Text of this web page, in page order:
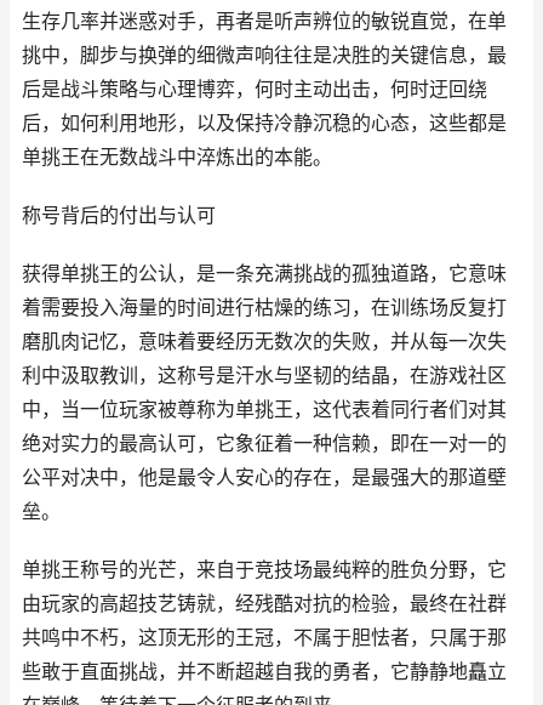
生存几率并迷惑对手，再者是听声辨位的敏锐直觉，在单
挑中，脚步与换弹的细微声响往往是决胜的关键信息，最
后是战斗策略与心理博弈，何时主动出击，何时迂回绕
后，如何利用地形，以及保持冷静沉稳的心态，这些都是
单挑王在无数战斗中淬炼出的本能。
称号背后的付出与认可
获得单挑王的公认，是一条充满挑战的孤独道路，它意味
着需要投入海量的时间进行枯燥的练习，在训练场反复打
磨肌肉记忆，意味着要经历无数次的失败，并从每一次失
利中汲取教训，这称号是汗水与坚韧的结晶，在游戏社区
中，当一位玩家被尊称为单挑王，这代表着同行者们对其
绝对实力的最高认可，它象征着一种信赖，即在一对一的
公平对决中，他是最令人安心的存在，是最强大的那道壁
垒。
单挑王称号的光芒，来自于竞技场最纯粹的胜负分野，它
由玩家的高超技艺铸就，经残酷对抗的检验，最终在社群
共鸣中不朽，这顶无形的王冠，不属于胆怯者，只属于那
些敢于直面挑战，并不断超越自我的勇者，它静静地矗立